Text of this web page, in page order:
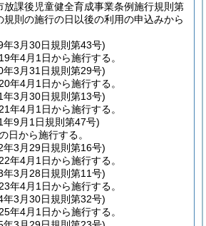
放課後児童健全育成事業条例施行規則第
規則の施行の日以後の利用の申込みから
年3月30日規則第43号)
年4月1日から施行する。
年3月31日規則第29号)
年4月1日から施行する。
年3月30日規則第13号)
年4月1日から施行する。
年9月1日規則第47号)
日から施行する。
年3月29日規則第16号)
年4月1日から施行する。
年3月28日規則第11号)
年4月1日から施行する。
年3月30日規則第32号)
年4月1日から施行する。